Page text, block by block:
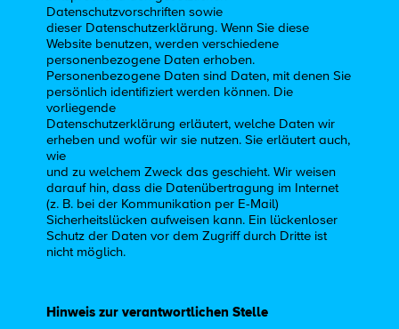
Datenschutzvorschriften sowie
dieser Datenschutzerklärung. Wenn Sie diese
Website benutzen, werden verschiedene
personenbezogene Daten erhoben.
Personenbezogene Daten sind Daten, mit denen Sie
persönlich identifiziert werden können. Die
vorliegende
Datenschutzerklärung erläutert, welche Daten wir
erheben und wofür wir sie nutzen. Sie erläutert auch,
wie
und zu welchem Zweck das geschieht. Wir weisen
darauf hin, dass die Datenübertragung im Internet
(z. B. bei der Kommunikation per E-Mail)
Sicherheitslücken aufweisen kann. Ein lückenloser
Schutz der Daten vor dem Zugriff durch Dritte ist
nicht möglich.
Hinweis zur verantwortlichen Stelle